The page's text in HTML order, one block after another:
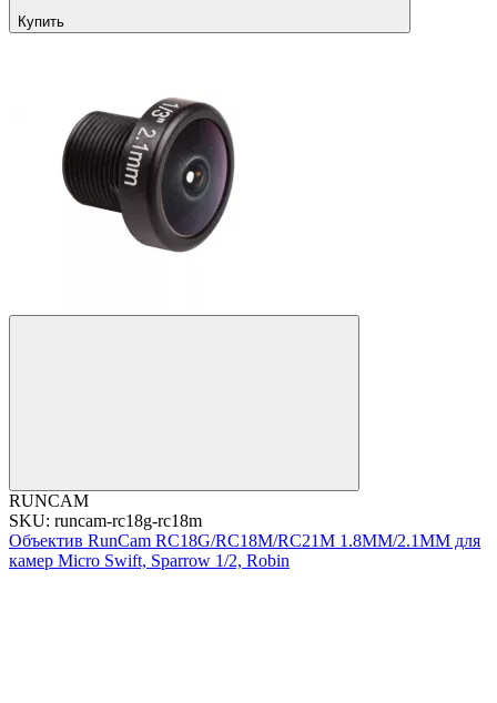
Купить
RUNCAM
SKU: runcam-rc18g-rc18m
Объектив RunCam RC18G/RC18M/RC21M 1.8MM/2.1MM для
камер Micro Swift, Sparrow 1/2, Robin